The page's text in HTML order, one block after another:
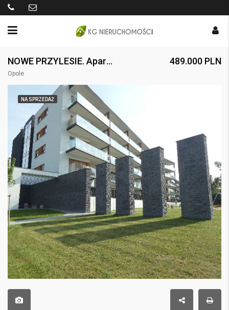
NOWE PRZYLESIE. Apartament z parkingiem i tarasem
Opole
489.000 PLN
NA SPRZEDAŻ